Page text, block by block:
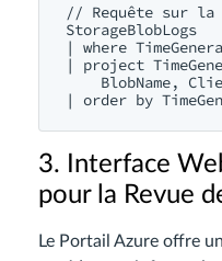
// Requête sur la
StorageBlobLogs
| where
| project
BlobName,
3. Interface
pour la Revue
Le Portail Azure offre